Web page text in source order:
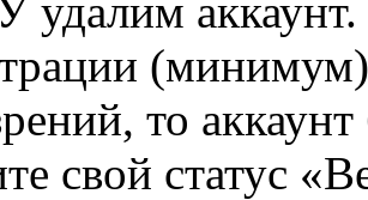
удалим
то
свой статус